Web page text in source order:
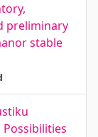
preliminary
stable